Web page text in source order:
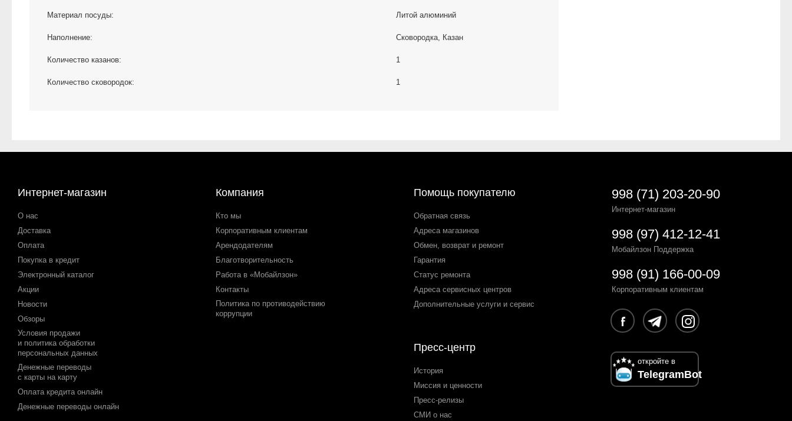
Материал посуды: Литой алюминий
Наполнение: Сковородка, Казан
Количество казанов: 1
Количество сковородок: 1
Интернет-магазин
О нас
Доставка
Оплата
Покупка в кредит
Электронный каталог
Акции
Новости
Обзоры
Условия продажи
и политика обработки
персональных данных
Денежные переводы
с карты на карту
Оплата кредита онлайн
Денежные переводы онлайн
Компания
Кто мы
Корпоративным клиентам
Арендодателям
Благотворительность
Работа в «Мобайлзон»
Контакты
Политика по противодействию
коррупции
Помощь покупателю
Обратная связь
Адреса магазинов
Обмен, возврат и ремонт
Гарантия
Статус ремонта
Адреса сервисных центров
Дополнительные услуги и сервис
Пресс-центр
История
Миссия и ценности
Пресс-релизы
СМИ о нас
998 (71) 203-20-90
Интернет-магазин
998 (97) 412-12-41
Мобайлзон Поддержка
998 (91) 166-00-09
Корпоративным клиентам
откройте в
TelegramBot